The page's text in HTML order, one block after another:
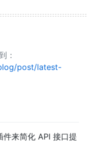
：
post/latest-
件来简化 API 接口提